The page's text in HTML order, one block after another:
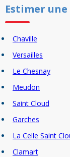
Estimer une
Chaville
Versailles
Le Chesnay
Meudon
Saint Cloud
Garches
La Celle Saint
Clamart